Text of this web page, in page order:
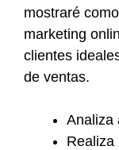
mostraré
marketing
clientes
de ventas.
Analiza
Realiza